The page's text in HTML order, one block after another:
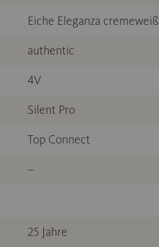
Eiche Eleganza cremeweiß
authentic
4V
Silent Pro
Top Connect
–
25 Jahre